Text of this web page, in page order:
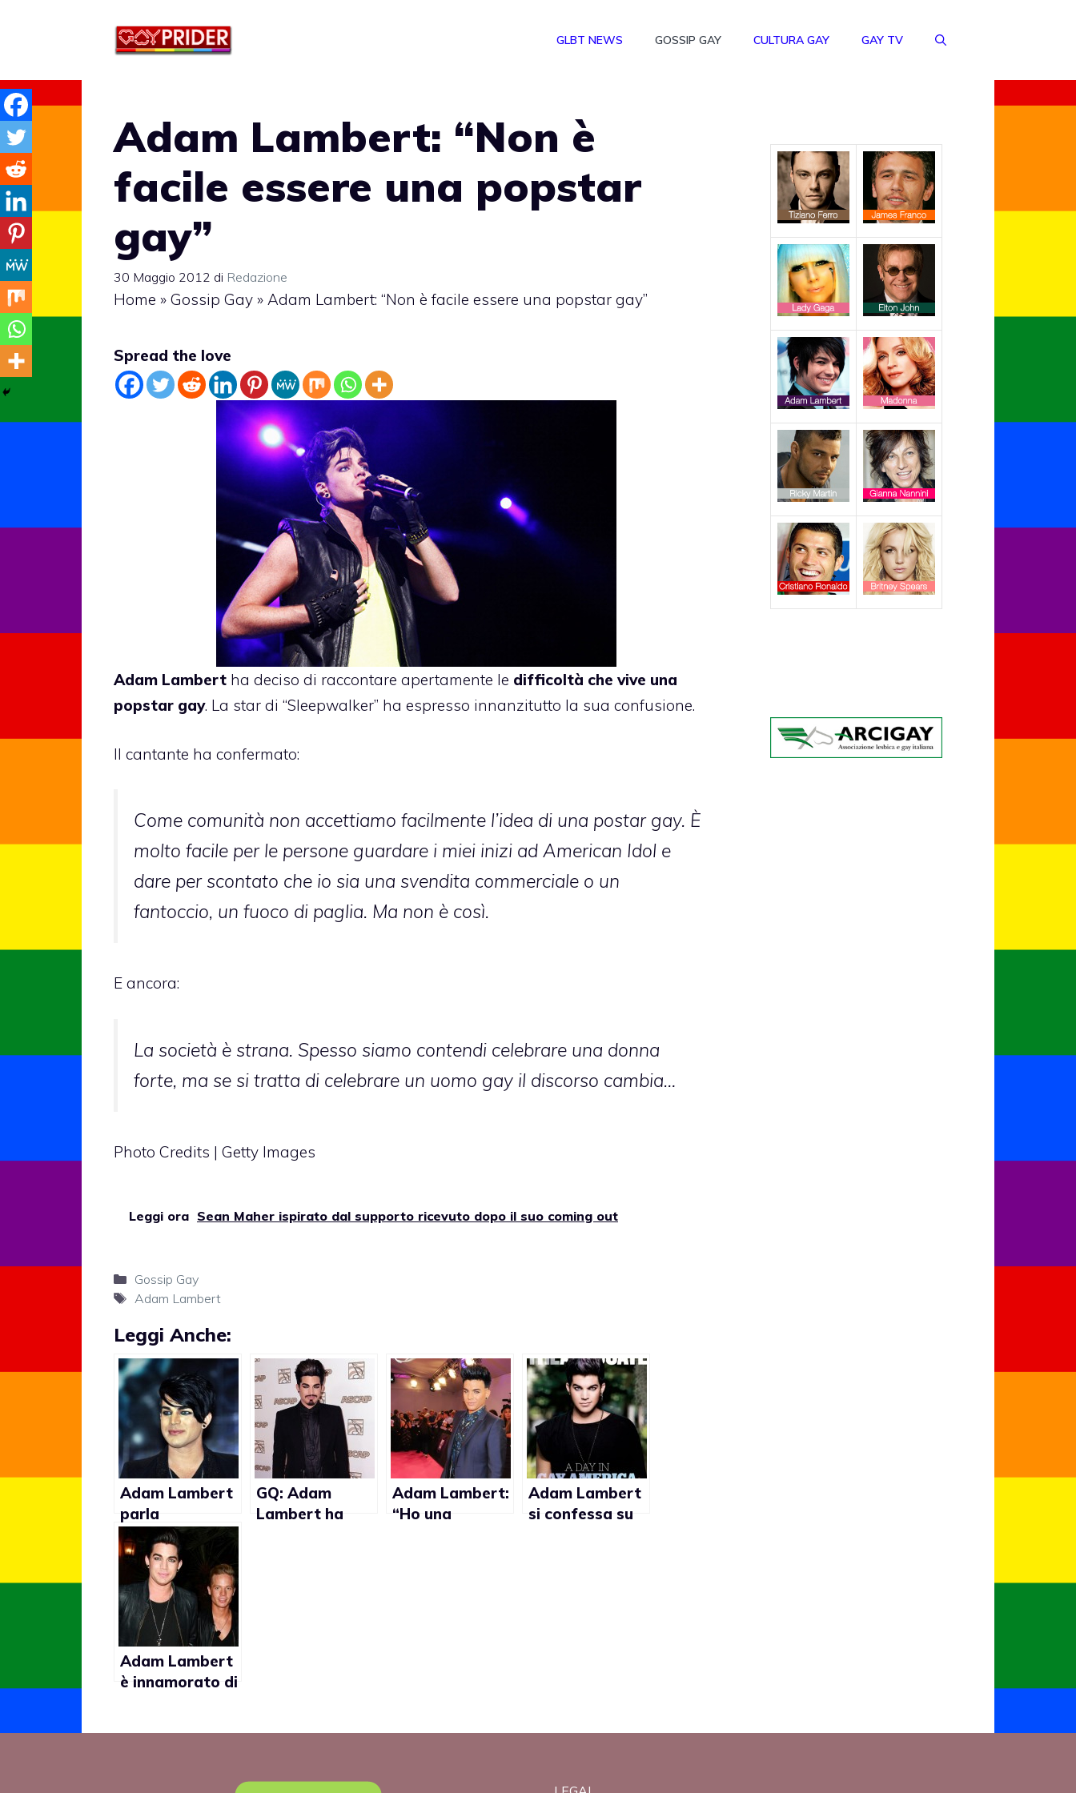
GLBT NEWS GOSSIP GAY CULTURA GAY GAY TV
Adam Lambert: “Non è
facile essere una popstar
gay”
30 Maggio 2012 di Redazione
Home » Gossip Gay » Adam Lambert: “Non è facile essere una popstar gay”
Spread the love
Adam Lambert ha deciso di raccontare apertamente le difficoltà che vive una
popstar gay. La star di “Sleepwalker” ha espresso innanzitutto la sua confusione.
Il cantante ha confermato:
Come comunità non accettiamo facilmente l’idea di una postar gay. È
molto facile per le persone guardare i miei inizi ad American Idol e
dare per scontato che io sia una svendita commerciale o un
fantoccio, un fuoco di paglia. Ma non è così.
E ancora:
La società è strana. Spesso siamo contendi celebrare una donna
forte, ma se si tratta di celebrare un uomo gay il discorso cambia…
Photo Credits | Getty Images
Leggi ora Sean Maher ispirato dal supporto ricevuto dopo il suo coming out
Categorie
Gossip Gay
Tag
Adam Lambert
Leggi Anche:
Adam Lambert
parla
dell’omosessual
ità di Ricky
Martin
GQ: Adam
Lambert ha
Adam Lambert:
“Ho una
Adam Lambert
si confessa su
Adam Lambert
è innamorato di